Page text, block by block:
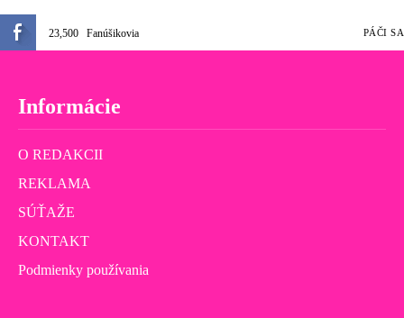
23,500 Fanúšikovia PÁČI SA
Informácie
O REDAKCII
REKLAMA
SÚŤAŽE
KONTAKT
Podmienky používania